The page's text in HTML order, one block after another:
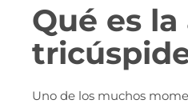
Qué es
Uno de los muchos